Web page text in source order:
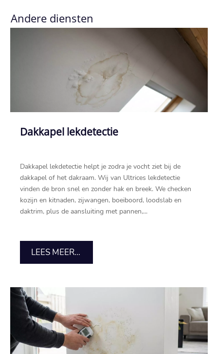
Andere diensten
Dakkapel lekdetectie
Dakkapel lekdetectie helpt je zodra je vocht ziet bij de
dakkapel of het dakraam.​ Wij van Ultrices lekdetectie
vinden de bron snel en zonder hak en breek.​ We checken
kozijn en kitnaden, zijwangen, boeiboord, loodslab en
daktrim, plus de aansluiting met pannen,...
LEES MEER...